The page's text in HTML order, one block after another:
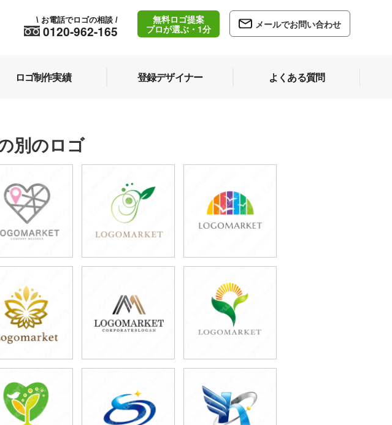
0120-962-165
\ お電話でロゴの相談 /
無料ロゴ提案
プロが選ぶ・1分
メールでお問い合わせ
ロゴ制作実績 登録デザイナー よくある質問
別のロゴ
39,800円
(税込43,780円) (税込43,780円)
39,800円
(税込43,780円)
39,800円
(税込43,780円)
49,800円
(税込54,780円)
39,800円
(税込43,780円)